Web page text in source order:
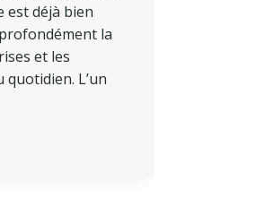
est déjà bien
la
et les
L’un